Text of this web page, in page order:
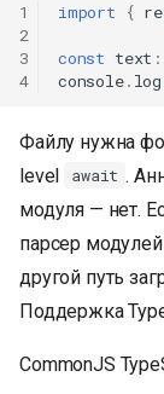
1
2
3
4
import {
const text :
console. log
Файлу нужна
level
await .
модуля — нет.
парсер
другой путь
Поддержка
CommonJS